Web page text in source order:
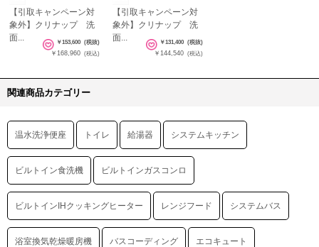
【引取キャンペーン対
象外】クリナップ 洗
面...
￥153,600 (税抜)
￥168,960 (税込)
【引取キャンペーン対
象外】クリナップ 洗
面...
￥131,400 (税抜)
￥144,540 (税込)
関連商品カテゴリー
温水洗浄便座 トイレ 給湯器 システムキッチン
ビルトイン食洗機 ビルトインガスコンロ
ビルトインIHクッキングヒーター レンジフード システムバス
浴室換気乾燥暖房機 バスコーディング エコキュート